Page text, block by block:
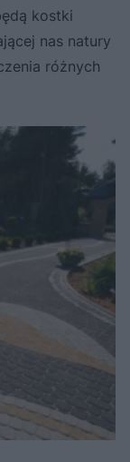
kostki
nas natury
różnych